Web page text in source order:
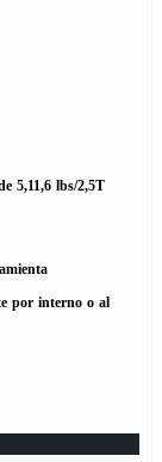
5,11,6 lbs/2,5T
por interno o al